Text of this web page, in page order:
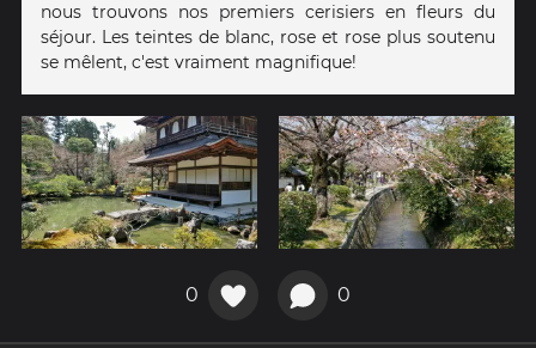
nous trouvons nos premiers cerisiers en fleurs du
séjour. Les teintes de blanc, rose et rose plus soutenu
se mêlent, c'est vraiment magnifique!
0 0